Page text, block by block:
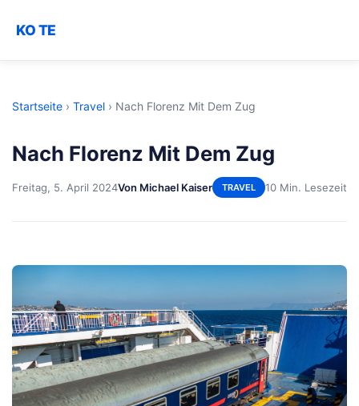
KO TE
Startseite › Travel › Nach Florenz Mit Dem Zug
Nach Florenz Mit Dem Zug
Freitag, 5. April 2024Von Michael Kaiser TRAVEL 10 Min. Lesezeit